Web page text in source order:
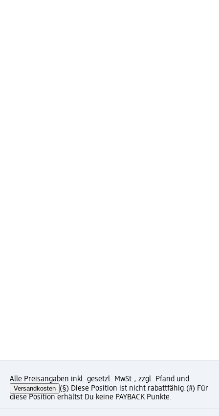
Alle Preisangaben inkl. gesetzl. MwSt., zzgl. Pfand und
Versandkosten (§) Diese Position ist nicht rabattfähig.(#) Für
diese Position erhältst Du keine PAYBACK Punkte.